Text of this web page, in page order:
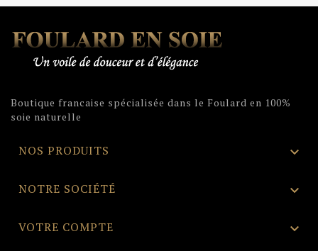
Boutique francaise spécialisée dans le Foulard en 100%
soie naturelle
NOS PRODUITS 
NOTRE SOCIÉTÉ 
VOTRE COMPTE 